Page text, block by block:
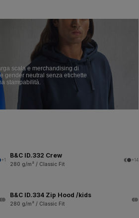
scala e merchandising di
gender neutral senza etichette
stampabilità.
+1
B&C ID.332 Crew
280 g/m² / Classic Fit
+14
B&C ID.334 Zip Hood /kids
280 g/m² / Classic Fit